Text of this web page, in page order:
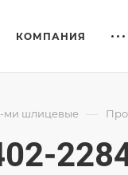
КОМПАНИЯ
ми шлицевые —